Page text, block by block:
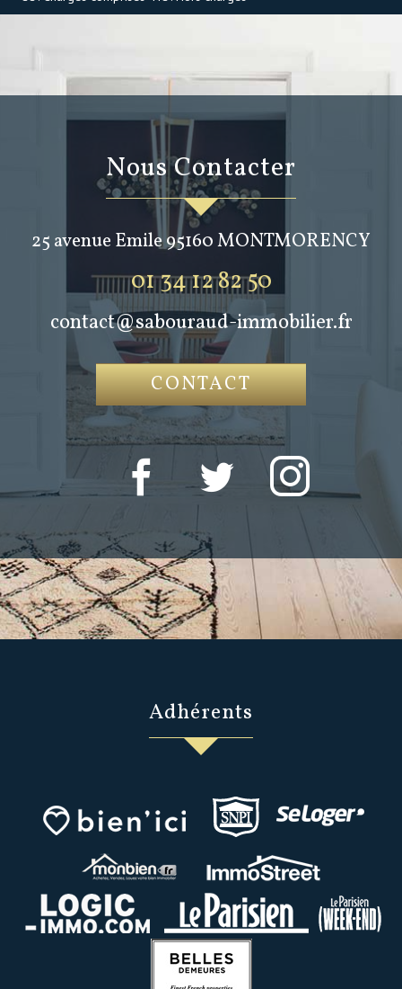
Nous Contacter
25 avenue Emile95160MONTMORENCY
01 34 12 82 50
contact@sabouraud-immobilier.fr
CONTACT
Adhérents